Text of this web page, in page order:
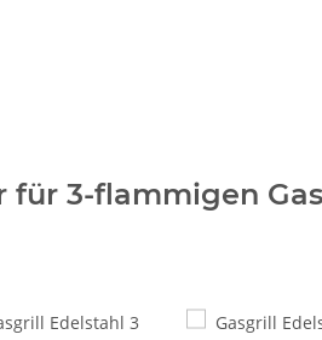
für 3-flammigen